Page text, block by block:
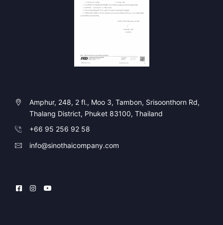
Amphur, 248, 2 fl., Moo 3, Tambon, Srisoonthorn Rd,
Thalang District, Phuket 83100, Thailand
+66 95 256 92 58
info@sinothaicompany.com